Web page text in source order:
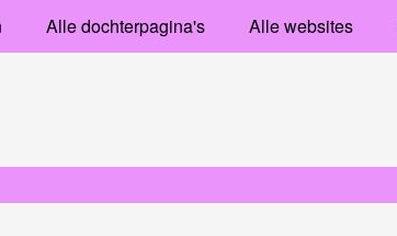
Alle dochterpagina's Alle websites